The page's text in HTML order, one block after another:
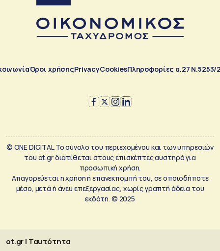
Όροι χρήσηςPrivacyCookiesΠληροφορίες α.27 Ν.5253/
© ONE DIGITAL Το σύνολο του περιεχομένου και των υπηρεσιών
του ot.gr διατίθεται στους επισκέπτες αυστηρά για
προσωπική χρήση.
Απαγορεύεται η χρήση ή επανεκπομπή του, σε οποιοδήποτε
μέσο, μετά ή άνευ επεξεργασίας, χωρίς γραπτή άδεια του
εκδότη. © 2025
ot.gr | Ταυτότητα